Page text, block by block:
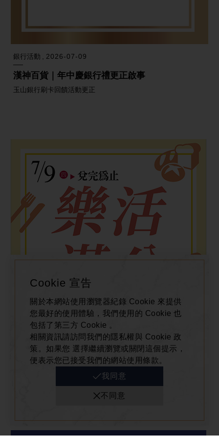
Cookie 宣告
關於本網站使用瀏覽器紀錄 Cookie 來提供
您最好的使用體驗，我們使用的 Cookie 也
包括了第三方 Cookie 。
相關資訊請訪問我們的隱私權與 Cookie 政
策。如果您 選擇繼續瀏覽或關閉這個提示，
便表示您已接受我們的網站使用條款。
我同意
不同意
銀行活動 2026-07-09
漢神百貨｜年中慶銀行禮更正啟事
玉山銀行刷卡回饋活動更正
全館活動 2026-07-09
2026年中慶 樂活滿分滿額贈
當日消費滿額即可兌換限量滿額禮